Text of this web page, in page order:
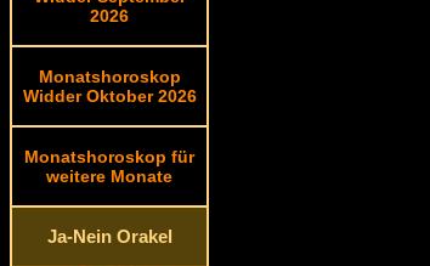
2026
Monatshoroskop
Widder Oktober 2026
Monatshoroskop für
weitere Monate
Ja-Nein Orakel